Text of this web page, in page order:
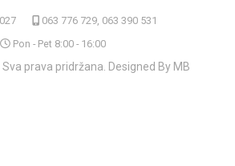
063 776 729, 063 390 531
Pon - Pet 8:00 - 16:00
prava pridržana. Designed By MB